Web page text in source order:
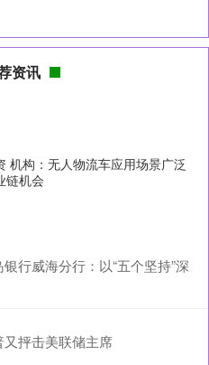
资讯
机构：无人物流车应用场景广泛
链机会
行威海分行：以“五个坚持”深
抨击美联储主席